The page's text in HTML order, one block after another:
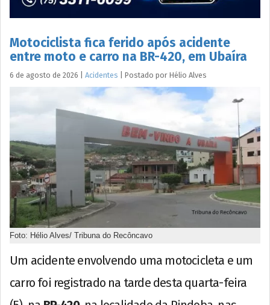
Motociclista fica ferido após acidente
entre moto e carro na BR-420, em Ubaíra
6 de agosto de 2026 Acidentes Postado por Hélio Alves
Foto: Hélio Alves/ Tribuna do Recôncavo
Um acidente envolvendo uma motocicleta e um
carro foi registrado na tarde desta quarta-feira